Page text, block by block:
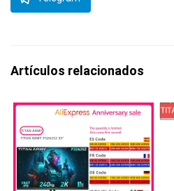
Artículos relacionados